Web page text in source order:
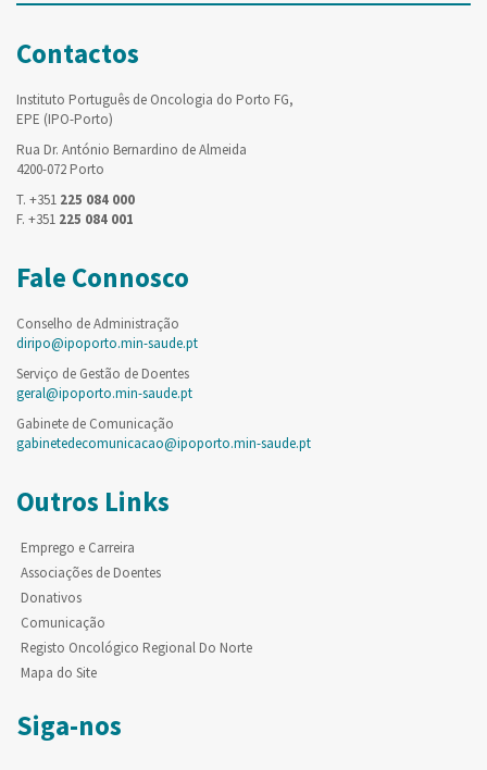
Contactos
Instituto Português de Oncologia do Porto FG,
EPE (IPO-Porto)
Rua Dr. António Bernardino de Almeida
4200-072 Porto
T. +351 225 084 000
F. +351 225 084 001
Fale Connosco
Conselho de Administração
diripo@ipoporto.min-saude.pt
Serviço de Gestão de Doentes
geral@ipoporto.min-saude.pt
Gabinete de Comunicação
gabinetedecomunicacao@ipoporto.min-saude.pt
Outros Links
Emprego e Carreira
Associações de Doentes
Donativos
Comunicação
Registo Oncológico Regional Do Norte
Mapa do Site
Siga-nos